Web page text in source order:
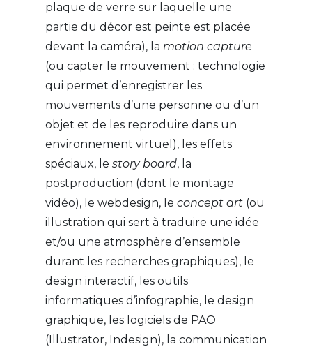
plaque de verre sur laquelle une
partie du décor est peinte est placée
devant la caméra), la motion capture
(ou capter le mouvement : technologie
qui permet d’enregistrer les
mouvements d’une personne ou d’un
objet et de les reproduire dans un
environnement virtuel), les effets
spéciaux, le story board, la
postproduction (dont le montage
vidéo), le webdesign, le concept art(ou
illustration qui sert à traduire une idée
et/ou une atmosphère d’ensemble
durant les recherches graphiques), le
design interactif, les outils
informatiques d’infographie, le design
graphique, les logiciels de PAO
(Illustrator, Indesign), la communication